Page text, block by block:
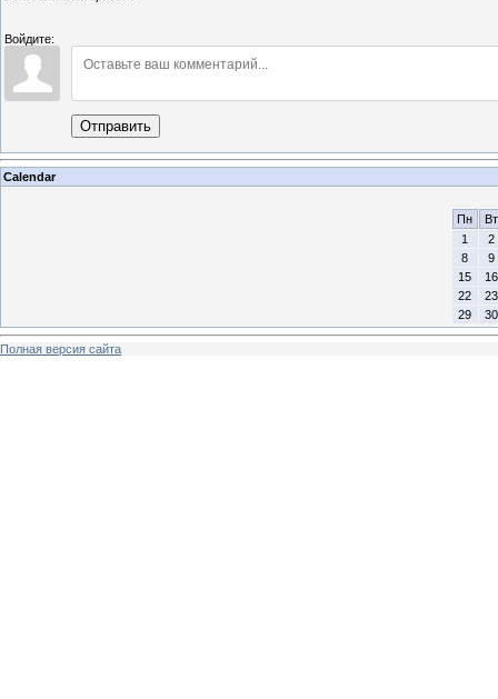
Войдите:
Отправить
Calendar
Пн
Вт
1
2
8
9
15
16
22
23
29
30
Полная версия сайта